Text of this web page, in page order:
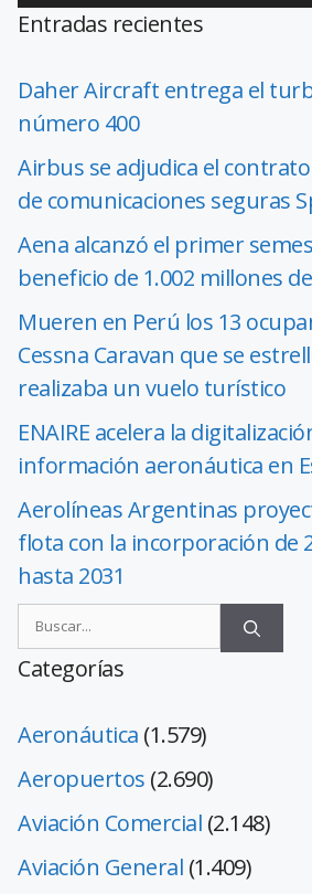
Entradas recientes
Daher Aircraft entrega el
número 400
Airbus se adjudica el
de comunicaciones seguras
Aena alcanzó el primer
beneficio de 1.002 millones
Mueren en Perú los 13
Cessna Caravan que se
realizaba un vuelo turístico
ENAIRE acelera la
información aeronáutica en
Aerolíneas Argentinas
flota con la incorporación de
hasta 2031
Categorías
Aeronáutica (1.579)
Aeropuertos (2.690)
Aviación Comercial (2.148)
Aviación General (1.409)